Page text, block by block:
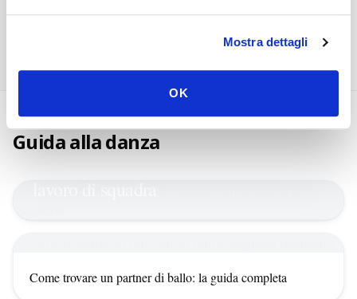
Mostra dettagli
OK
Partner di danza
Guida alla danza
Lead & Follow: il ballo di coppia come
lavoro di squadra
Il galateo della stagione dei balli: le cose da fare e da non